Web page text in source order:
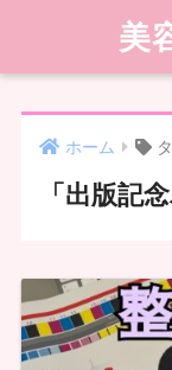
美
ホーム
「出版記